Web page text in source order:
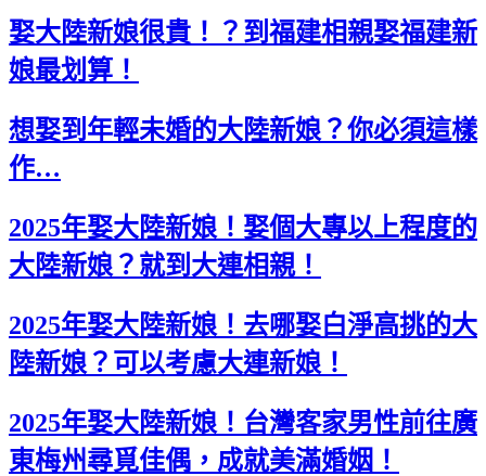
娶大陸新娘很貴！？到福建相親娶福建新
娘最划算！
想娶到年輕未婚的大陸新娘？你必須這樣
作…
2025年娶大陸新娘！娶個大專以上程度的
大陸新娘？就到大連相親！
2025年娶大陸新娘！去哪娶白淨高挑的大
陸新娘？可以考慮大連新娘！
2025年娶大陸新娘！台灣客家男性前往廣
東梅州尋覓佳偶，成就美滿婚姻！